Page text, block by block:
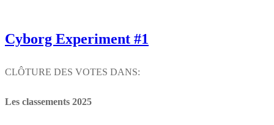
Cyborg Experiment #1
CLÔTURE DES VOTES DANS:
Les classements 2025